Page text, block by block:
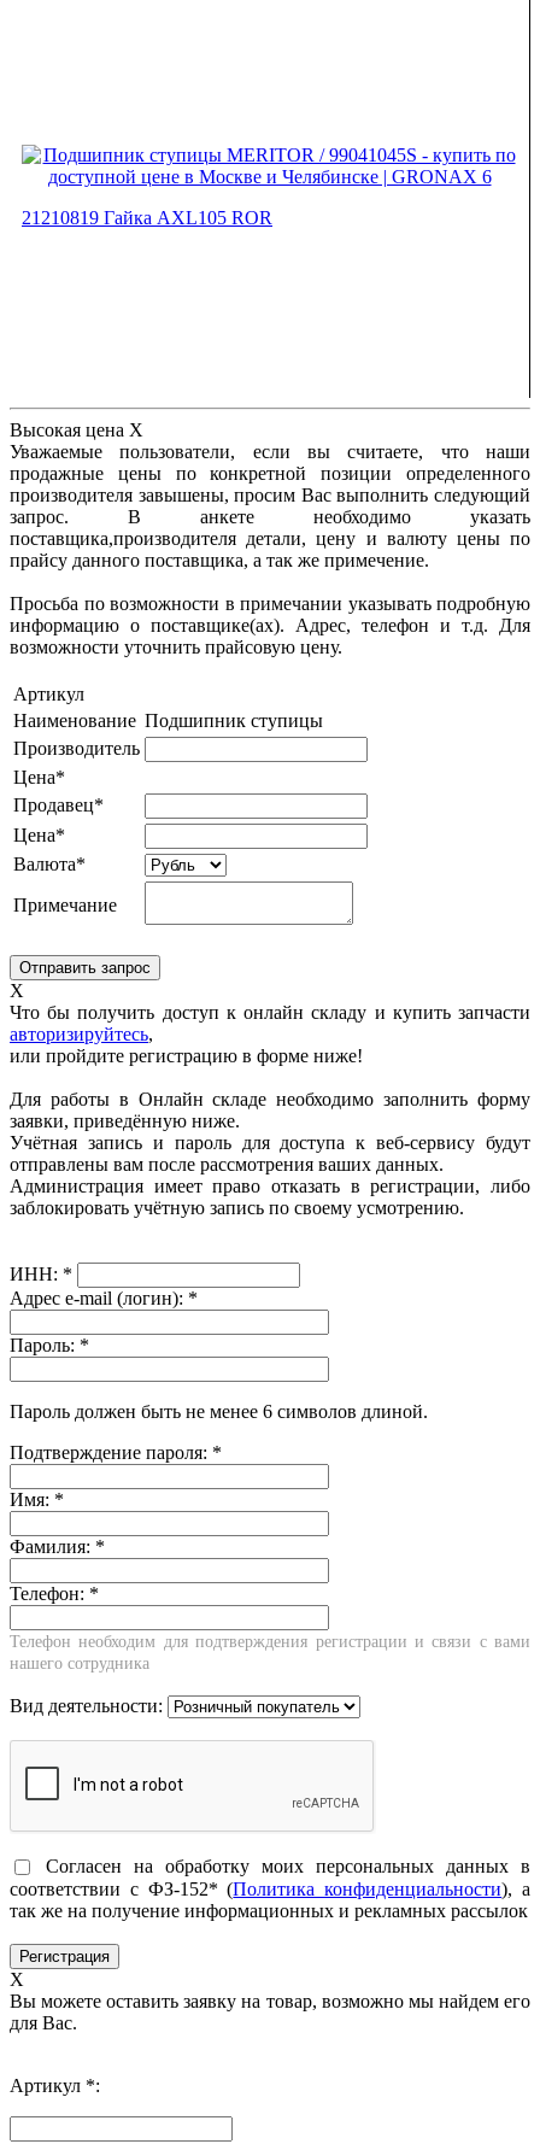
21210819 Гайка AXL105 ROR
Высокая цена X
Уважаемые пользователи, если вы считаете, что наши
продажные цены по конкретной позиции определенного
производителя завышены, просим Вас выполнить следующий
запрос. В анкете необходимо указать
поставщика,производителя детали, цену и валюту цены по
прайсу данного поставщика, а так же примечение.
Просьба по возможности в примечании указывать подробную
информацию о поставщике(ах). Адрес, телефон и т.д. Для
возможности уточнить прайсовую цену.
Артикул
Наименование Подшипник ступицы
Производитель
Цена*
Продавец*
Цена*
Валюта*
Примечание
X
Что бы получить доступ к онлайн складу и купить запчасти
авторизируйтесь,
или пройдите регистрацию в форме ниже!
Для работы в Онлайн складе необходимо заполнить форму
заявки, приведённую ниже.
Учётная запись и пароль для доступа к веб-сервису будут
отправлены вам после рассмотрения ваших данных.
Администрация имеет право отказать в регистрации, либо
заблокировать учётную запись по своему усмотрению.
ИНН: *
Адрес e-mail (логин): *
Пароль: *
Пароль должен быть не менее 6 символов длиной.
Подтверждение пароля: *
Имя: *
Фамилия: *
Телефон: *
Телефон необходим для подтверждения регистрации и связи с вами
нашего сотрудника
Вид деятельности:
Согласен на обработку моих персональных данных в
соответствии с ФЗ-152* (Политика конфиденциальности), а
так же на получение информационных и рекламных рассылок
X
Вы можете оставить заявку на товар, возможно мы найдем его
для Вас.
Артикул *: